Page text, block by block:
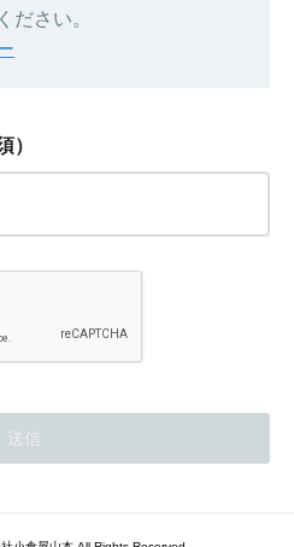
ださい。
）